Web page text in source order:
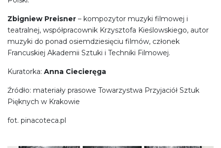
Zbigniew Preisner – kompozytor muzyki filmowej i
teatralnej, współpracownik Krzysztofa Kieślowskiego, autor
muzyki do ponad osiemdziesięciu filmów, członek
Francuskiej Akademii Sztuki i Techniki Filmowej.
Kuratorka: Anna Ciecieręga
Źródło: materiały prasowe Towarzystwa Przyjaciół Sztuk
Pięknych w Krakowie
fot. pinacoteca.pl